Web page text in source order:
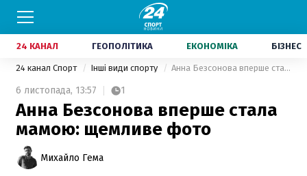
24 КАНАЛ ГЕОПОЛІТИКА ЕКОНОМІКА БІЗНЕС
24 канал Спорт Інші види спорту Анна Безсонова вперше стала мамою: щемливе фото
6 листопада, 13:57 1
Анна Безсонова вперше стала
мамою: щемливе фото
Михайло Гема